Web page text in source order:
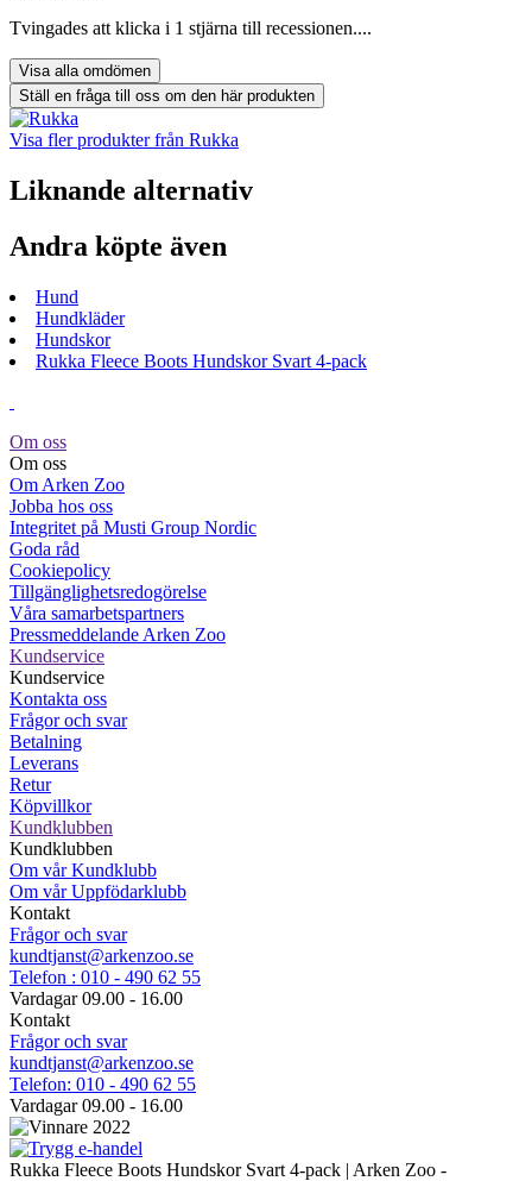
Tvingades att klicka i 1 stjärna till recessionen....
Ställ en fråga till oss om den här produkten
Visa fler produkter från Rukka
Liknande alternativ
Andra köpte även
Hund
Hundkläder
Hundskor
Rukka Fleece Boots Hundskor Svart 4-pack
Om oss
Om oss
Om Arken Zoo
Jobba hos oss
Integritet på Musti Group Nordic
Goda råd
Cookiepolicy
Tillgänglighetsredogörelse
Våra samarbetspartners
Pressmeddelande Arken Zoo
Kundservice
Kundservice
Kontakta oss
Frågor och svar
Betalning
Leverans
Retur
Köpvillkor
Kundklubben
Kundklubben
Om vår Kundklubb
Om vår Uppfödarklubb
Kontakt
Frågor och svar
kundtjanst@arkenzoo.se
Telefon : 010 - 490 62 55
Vardagar 09.00 - 16.00
Kontakt
Frågor och svar
kundtjanst@arkenzoo.se
Telefon: 010 - 490 62 55
Vardagar 09.00 - 16.00
Rukka Fleece Boots Hundskor Svart 4-pack | Arken Zoo -